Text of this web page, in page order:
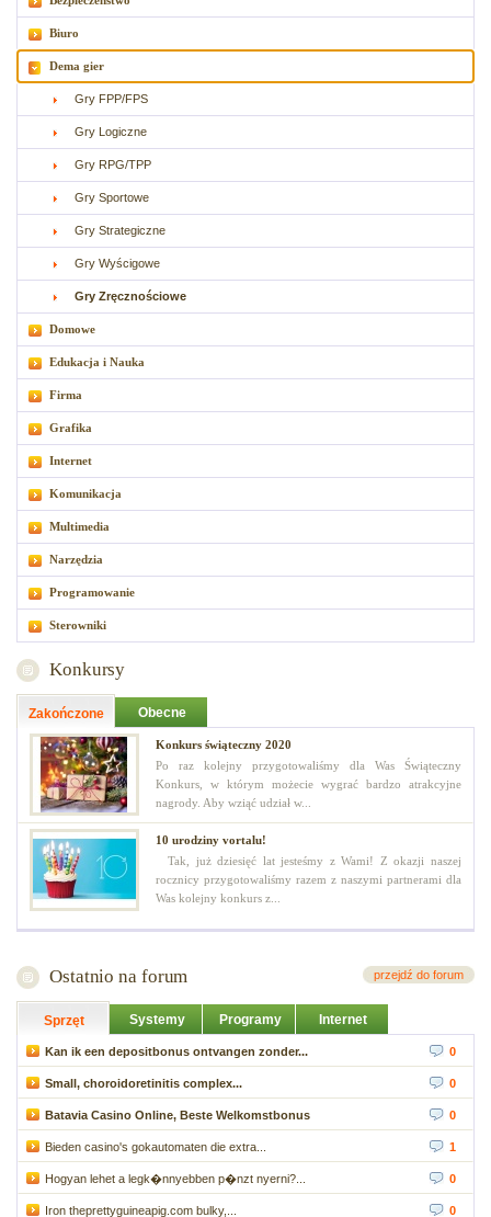
Biuro
Dema gier
Gry FPP/FPS
Gry Logiczne
Gry RPG/TPP
Gry Sportowe
Gry Strategiczne
Gry Wyścigowe
Gry Zręcznościowe
Domowe
Edukacja i Nauka
Firma
Grafika
Internet
Komunikacja
Multimedia
Narzędzia
Programowanie
Sterowniki
Konkursy
Zakończone Obecne
Konkurs świąteczny 2020
Po raz kolejny przygotowaliśmy dla Was Świąteczny
Konkurs, w którym możecie wygrać bardzo atrakcyjne
nagrody. Aby wziąć udział w...
10 urodziny vortalu!
Tak, już dziesięć lat jesteśmy z Wami! Z okazji naszej
rocznicy przygotowaliśmy razem z naszymi partnerami dla
Was kolejny konkurs z...
Ostatnio na forum przejdź do forum
Sprzęt Systemy Programy Internet
Kan ik een depositbonus ontvangen zonder... 0
Small, choroidoretinitis complex... 0
Batavia Casino Online, Beste Welkomstbonus 0
Bieden casino's gokautomaten die extra... 1
Hogyan lehet a legk�nnyebben p�nzt nyerni?... 0
Iron theprettyguineapig.com bulky,... 0